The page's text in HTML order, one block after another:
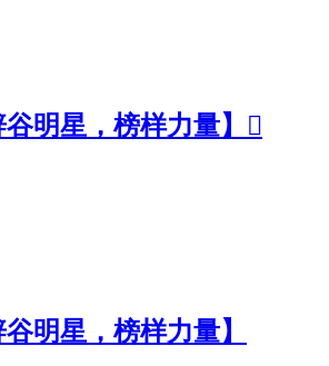
明星，榜样力量】 
明星，榜样力量】